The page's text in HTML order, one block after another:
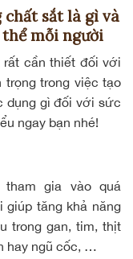
chất sắt là gì và
mỗi người
rất cần thiết đối với
trong việc tạo
dụng gì đối với sức
ngay bạn nhé!
gia vào quá
giúp tăng khả năng
trong gan, tim, thịt
hay ngũ cốc, …